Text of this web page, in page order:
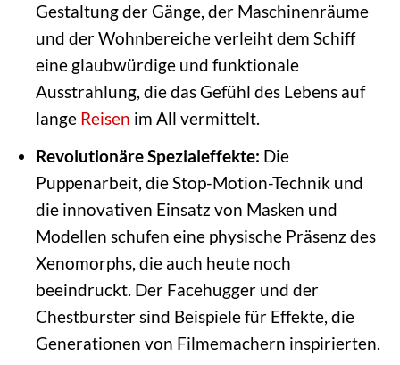
Gestaltung der Gänge, der Maschinenräume
und der Wohnbereiche verleiht dem Schiff
eine glaubwürdige und funktionale
Ausstrahlung, die das Gefühl des Lebens auf
lange Reisen im All vermittelt.
Revolutionäre Spezialeffekte: Die
Puppenarbeit, die Stop-Motion-Technik und
die innovativen Einsatz von Masken und
Modellen schufen eine physische Präsenz des
Xenomorphs, die auch heute noch
beeindruckt. Der Facehugger und der
Chestburster sind Beispiele für Effekte, die
Generationen von Filmemachern inspirierten.